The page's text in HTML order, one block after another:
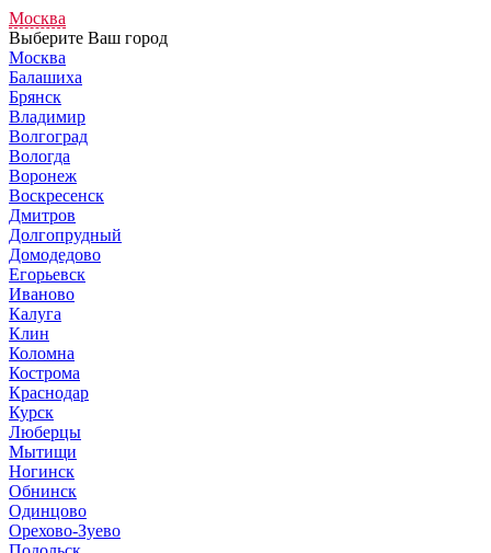
Москва
Выберите Ваш город
Москва
Балашиха
Брянск
Владимир
Волгоград
Вологда
Воронеж
Воскресенск
Дмитров
Долгопрудный
Домодедово
Егорьевск
Иваново
Калуга
Клин
Коломна
Кострома
Краснодар
Курск
Люберцы
Мытищи
Ногинск
Обнинск
Одинцово
Орехово-Зуево